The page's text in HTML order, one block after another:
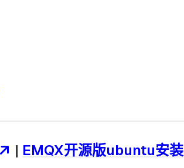
| EMQX开源版ubuntu安装